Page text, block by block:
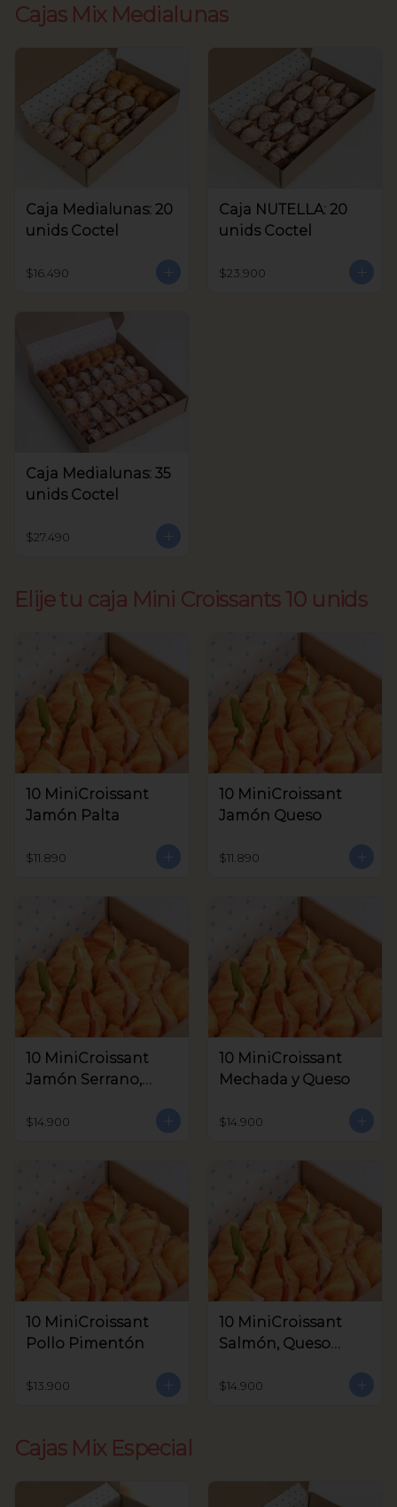
Cajas Mix Medialunas
Caja Medialunas: 20
unids Coctel
$16.490
Caja NUTELLA: 20
unids Coctel
$23.900
Caja Medialunas: 35
unids Coctel
$27.490
Elije tu caja Mini Croissants 10 unids
10 MiniCroissant
Jamón Palta
$11.890
10 MiniCroissant
Jamón Queso
$11.890
10 MiniCroissant
Jamón Serrano,
Aceitunas V.
$14.900
10 MiniCroissant
Mechada y Queso
$14.900
10 MiniCroissant
Pollo Pimentón
$13.900
10 MiniCroissant
Salmón, Queso
$14.900
Cajas Mix Especial